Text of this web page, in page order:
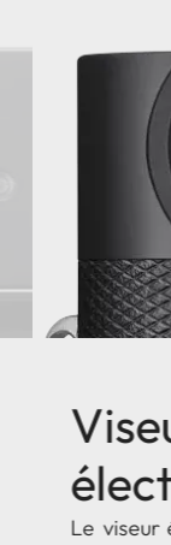
Le viseur